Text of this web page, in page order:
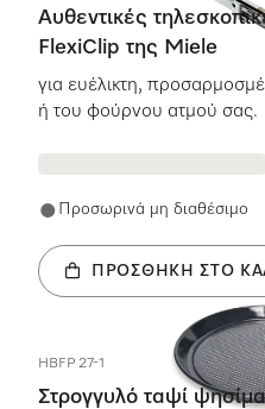
Αυθεντικές
FlexiClip της Miele
για ευέλικτη,
ή του φούρνου ατμού σας.
Προσωρινά μη διαθέσιμο
ΠΡΟΣΘΉΚΗ ΣΤΟ
HBFP 27-1
Στρογγυλό ταψί